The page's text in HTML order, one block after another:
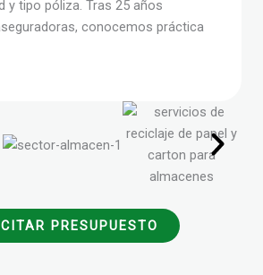
y tipo póliza. Tras 25 años
conocemos práctica
PRESUPUESTO